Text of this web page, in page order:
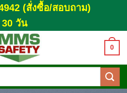
(สั่งซื้อ/สอบถาม)
วัน
0